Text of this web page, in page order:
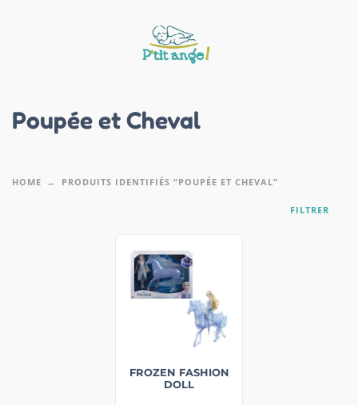
Poupée et Cheval
HOME PRODUITS IDENTIFIÉS “POUPÉE ET CHEVAL”
FILTRER
FROZEN FASHION
DOLL